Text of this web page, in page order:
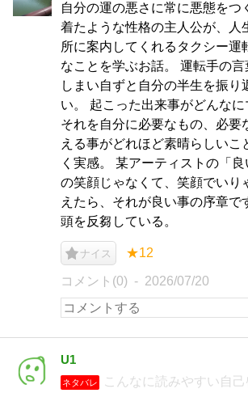
自分の運の悪さに常に悪態をつ
着たような性格の主人公が、人
所に案内してくれるタクシー運
なことを学ぶお話。 運転手の
しまい自ずと自分の半生を振り
い。 起こった出来事がどんなに
それを自分に必要なもの、必要
える事がどれほど素晴らしいこ
く実感。 某アーティストの「
の笑顔じゃなくて、笑顔でいり
えたら、それが良い事の序章で
頭を反芻している。
ナイス ★12
コメント(0) 2026/07/20
U1
ネタバレ
こんなに読みやすい自